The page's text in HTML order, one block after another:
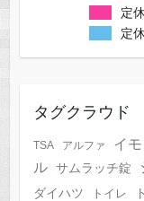
定
定
タグクラウド
TSA アルファ イ
ル サムラッチ錠
ダイハツ
トイレ